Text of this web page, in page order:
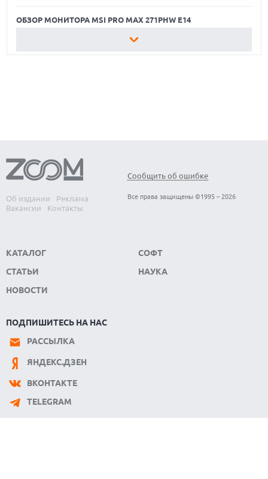
ОБЗОР МОНИТОРА MSI PRO MAX 271PHW E14
КАК БЕЗОПАСНО КУПИТЬ Б/У СМАРТФОН
Об издании
Реклама
Вакансии
Контакты
Сообщить об ошибке
Все права защищены ©1995 – 2026
КАТАЛОГ
СТАТЬИ
НОВОСТИ
СОФТ
НАУКА
ПОДПИШИТЕСЬ НА НАС
РАССЫЛКА
ЯНДЕКС.ДЗЕН
ВКОНТАКТЕ
TELEGRAM